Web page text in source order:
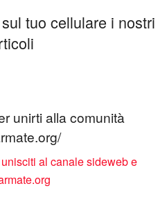
tuo cellulare i nostri
unirti alla comunità